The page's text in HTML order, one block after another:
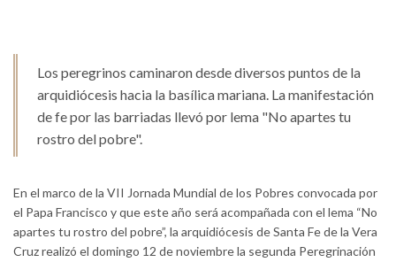
Los peregrinos caminaron desde diversos puntos de la
arquidiócesis hacia la basílica mariana. La manifestación
de fe por las barriadas llevó por lema "No apartes tu
rostro del pobre".
En el marco de la VII Jornada Mundial de los Pobres convocada por
el Papa Francisco y que este año será acompañada con el lema “No
apartes tu rostro del pobre”, la arquidiócesis de Santa Fe de la Vera
Cruz realizó el domingo 12 de noviembre la segunda Peregrinación